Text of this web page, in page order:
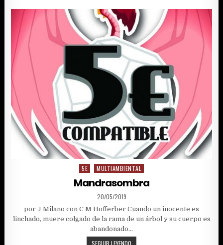
DE
TELEGRAM
Posted
in
5E MULTIAMBIENTAL
Mandrasombra
PUBLISHED
DATE:
20/05/2019
por J Milano con C M Hofferber Cuando un inocente es
linchado, muere colgado de la rama de un árbol y su cuerpo es
abandonado…